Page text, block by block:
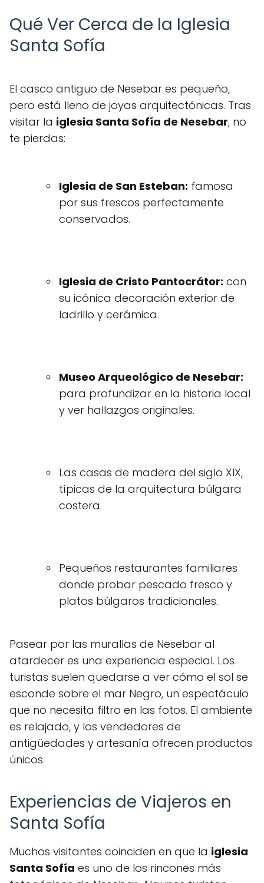
Qué Ver Cerca de la Iglesia
Santa Sofía
El casco antiguo de Nesebar es pequeño,
pero está lleno de joyas arquitectónicas. Tras
visitar la iglesia Santa Sofía de Nesebar, no
te pierdas:
Iglesia de San Esteban: famosa
por sus frescos perfectamente
conservados.
Iglesia de Cristo Pantocrátor: con
su icónica decoración exterior de
ladrillo y cerámica.
Museo Arqueológico de Nesebar:
para profundizar en la historia local
y ver hallazgos originales.
Las casas de madera del siglo XIX,
típicas de la arquitectura búlgara
costera.
Pequeños restaurantes familiares
donde probar pescado fresco y
platos búlgaros tradicionales.
Pasear por las murallas de Nesebar al
atardecer es una experiencia especial. Los
turistas suelen quedarse a ver cómo el sol se
esconde sobre el mar Negro, un espectáculo
que no necesita filtro en las fotos. El ambiente
es relajado, y los vendedores de
antigüedades y artesanía ofrecen productos
únicos.
Experiencias de Viajeros en
Santa Sofía
Muchos visitantes coinciden en que la iglesia
Santa Sofía es uno de los rincones más